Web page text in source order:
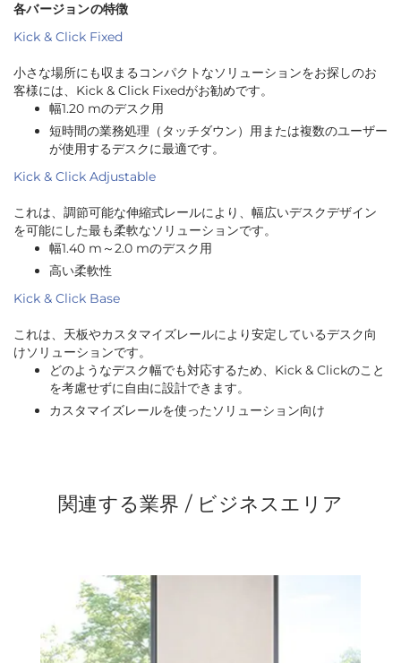
各バージョンの特徴
Kick & Click Fixed
小さな場所にも収まるコンパクトなソリューションをお探しのお
客様には、Kick & Click Fixedがお勧めです。
幅1.20 mのデスク用
短時間の業務処理（タッチダウン）用または複数のユーザー
が使用するデスクに最適です。
Kick & Click Adjustable
これは、調節可能な伸縮式レールにより、幅広いデスクデザイン
を可能にした最も柔軟なソリューションです。
幅1.40 m～2.0 mのデスク用
高い柔軟性
Kick & Click Base
これは、天板やカスタマイズレールにより安定しているデスク向
けソリューションです。
どのようなデスク幅でも対応するため、Kick & Clickのこと
を考慮せずに自由に設計できます。
カスタマイズレールを使ったソリューション向け
関連する業界 / ビジネスエリア